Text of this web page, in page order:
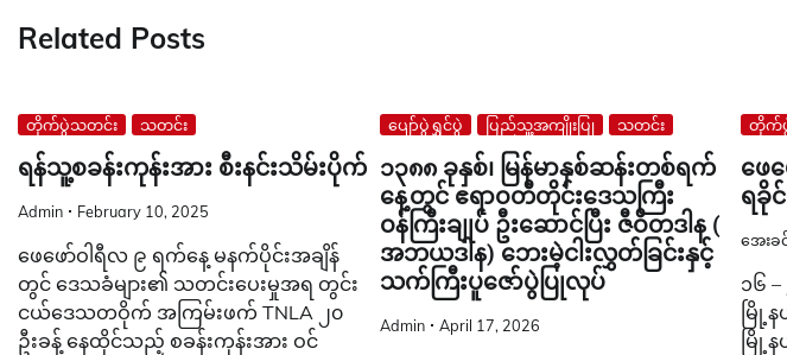
Related Posts
တိုက်ပွဲသတင်း သတင်း
ရန်သူ့စခန်းကုန်းအား စီးနင်းသိမ်းပိုက်
Admin February 10, 2025
ဖေဖော်ဝါရီလ ၉ ရက်နေ့ မနက်ပိုင်းအချိန်
တွင် ဒေသခံများ၏ သတင်းပေးမှုအရ တွင်း
ငယ်ဒေသတဝိုက် အကြမ်းဖက် TNLA ၂၀
ဦးခန့် နေထိုင်သည့် စခန်းကုန်းအား ဝင်
ပျော်ပွဲရွှင်ပွဲ ပြည်သူ့အကျိုးပြု သတင်း
၁၃၈၈ ခုနှစ်၊ မြန်မာနှစ်ဆန်းတစ်ရက်
နေ့တွင် ဧရာဝတီတိုင်းဒေသကြီး
ဝန်ကြီးချုပ် ဦးဆောင်ပြီး ဇီဝိတဒါန (
အဘယဒါန) ဘေးမဲ့ငါးလွှတ်ခြင်းနှင့်
သက်ကြီးပူဇော်ပွဲပြုလုပ်
Admin April 17, 2026
တိုက်
ဖေ
ရခို
အေးခ
၁၆
မြို့
မြို့